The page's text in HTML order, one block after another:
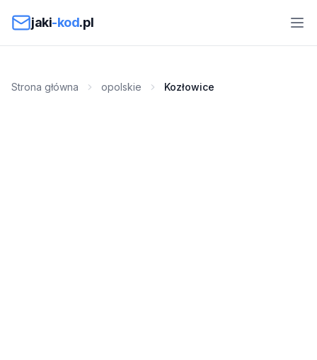
jaki-kod.pl
Strona główna opolskie Kozłowice